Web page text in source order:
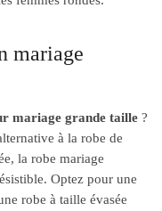
mariage
mariage grande taille ?
à la robe de
la robe mariage
Optez pour une
robe à taille évasée